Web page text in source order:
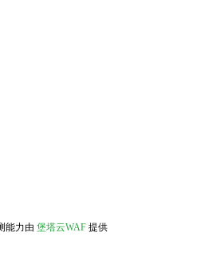
能力由 堡塔云WAF 提供